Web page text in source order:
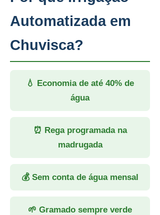
Automatizada em
Chuvisca?
💧 Economia de até 40% de
água
⏰ Rega programada na
madrugada
💰 Sem conta de água mensal
🌱 Gramado sempre verde